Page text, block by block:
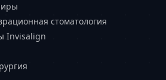
стоматология
Invisalign